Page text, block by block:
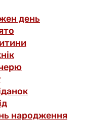
день
народження